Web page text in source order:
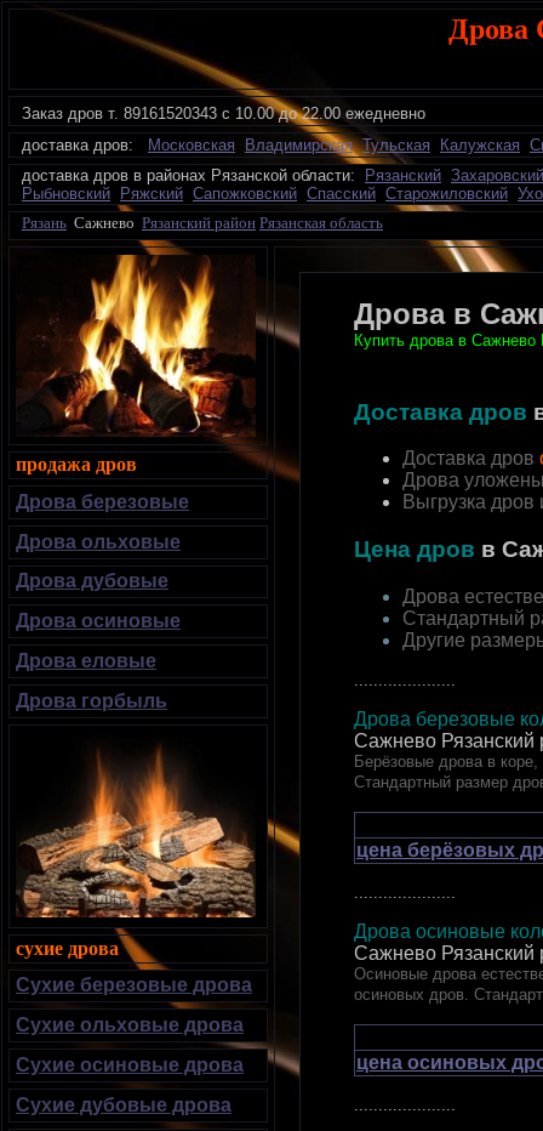
Дрова
Заказ дров т. 89161520343 с 10.00 до 22.00 ежедневно
доставка дров:
Московская Владимирская Тульская Калужская
доставка дров в районах Рязанской области:
Рязанский Захаровский
Рыбновский
Ряжский Сапожковский Спасский Старожиловский
Рязань Сажнево Рязанский район Рязанская область
Дрова в
Купить дрова в Сажнево
Доставка дров
Доставка дров
Дрова
Выгрузка
Цена дров в
Дрова
Стандартный
Другие
Дрова березовые
Сажнево Рязанский
Берёзовые дрова в
Стандартный размер
цена берёзовых
Дрова осиновые
Сажнево Рязанский
Осиновые дрова
осиновых дров.
цена осиновых
продажа дров
Дрова березовые
Дрова ольховые
Дрова дубовые
Дрова осиновые
Дрова еловые
Дрова горбыль
сухие дрова
Сухие березовые дрова
Сухие ольховые дрова
Сухие осиновые дрова
Сухие дубовые дрова